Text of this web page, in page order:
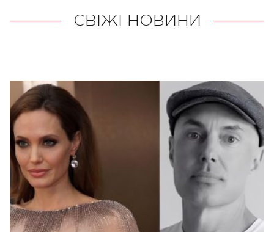
СВІЖІ НОВИНИ